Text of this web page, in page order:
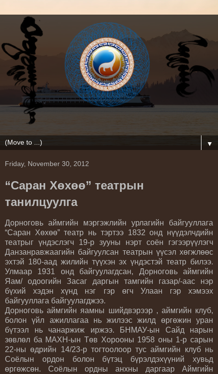
▼
Friday, November 30, 2012
“Саран Хөхөө” театрын
танилцуулга
Дорноговь аймгийн мэргэжлийн урлагийн байгууллага
“Саран Хөхөө” театр нь тэртээ 1832 онд нүүдэлчдийн
театрыг үндэслэгч 19-р зууны нэрт соён гэгээрүүлэгч
Данзанравжаагийн байгуулсан театрын үүсэл хөгжлөөс
эхтэй 180-аад жилийн түүхэн эх үндэстэй театр билээ.
Улмаар 1931 онд байгуулагдсан, Дорноговь аймгийн
Яам/ одоогийн Засаг даргын тамгийн газар/-аас нэр
бүхий хэдэн хүнд нэг гэр өгч Улаан гэр хэмээх
байгууллага байгуулагджээ.
Дорноговь аймгийн яамны шийдвэрээр , аймгийн клуб,
болон үйл ажиллагаа нь жилээс жилд өргөжин уран
бүтээл нь чанаржиж иржээ. БНМАУ-ын Сайд нарын
зөвлөл ба МАХН-ын Төв Хорооны 1958 оны 1-р сарын
22-ны өдрийн 14/23-р тогтоолоор тус аймгийн клуб нь
Соёлын ордон болон бүтэц бүрэлдэхүүний хувьд
өргөжсөн. Соёлын ордны анхны даргаар Аймгийн